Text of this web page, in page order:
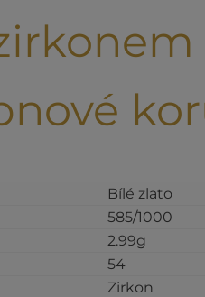
Bílé zlato
585/1000
2.99g
54
Zirkon